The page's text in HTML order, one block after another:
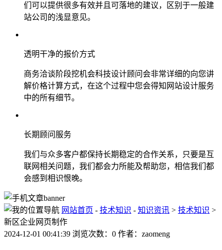
们可以提供很多有效并且可落地的建议，区别于一般建
站公司的浅显意见。
透明干净的报价方式
商务洽谈阶段挖机会科技设计顾问会非常详细的向您讲
解价格计算方式，在这个过程中您会得知网站设计服务
中的所有细节。
长期顾问服务
我们与众多客户都保持长期稳定的合作关系，只要是互
联网相关问题，我们都会力所能及帮助您，相信我们都
会感到相识恨晚。
网站首页 - 技术知识 - 知识资讯 > 技术知识 >
新区企业网页制作
2024-12-01 00:41:39 浏览次数：0 作者：zaomeng